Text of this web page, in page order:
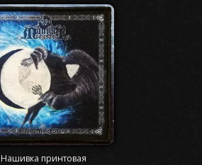
Нашивка принтовая